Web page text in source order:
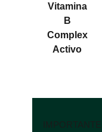
Vitamina
B
Complex
Activo
IMPORTANTE: